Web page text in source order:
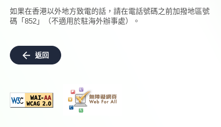
如果在香港以外地方致電的話，請在電話號碼之前加撥地區號
碼「852」（不適用於駐海外辦事處）。
返回